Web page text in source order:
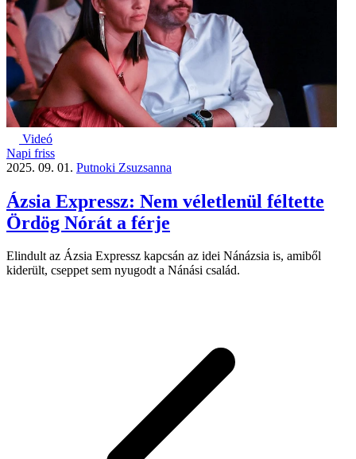
Videó
Napi friss
2025. 09. 01. Putnoki Zsuzsanna
Ázsia Expressz: Nem véletlenül féltette
Ördög Nórát a férje
Elindult az Ázsia Expressz kapcsán az idei Nánázsia is, amiből
kiderült, cseppet sem nyugodt a Nánási család.